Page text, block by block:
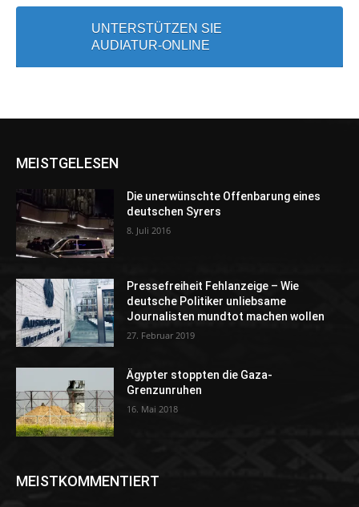
UNTERSTÜTZEN SIE
AUDIATUR-ONLINE
MEISTGELESEN
Die unerwünschte Offenbarung eines
deutschen Syrers
8. Juli 2016
Pressefreiheit Fehlanzeige – Wie
deutsche Politiker unliebsame
Journalisten mundtot machen wollen
27. Februar 2019
Ägypter stoppten die Gaza-
Grenzunruhen
16. Mai 2018
MEISTKOMMENTIERT